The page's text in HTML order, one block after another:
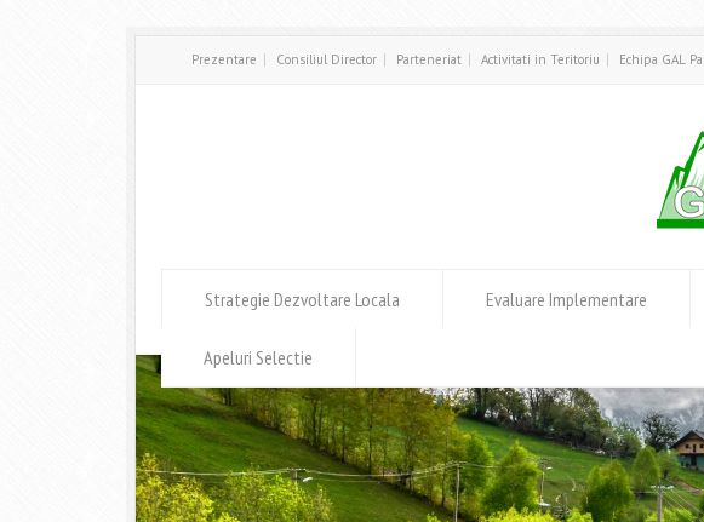
Prezentare Consiliul Director Parteneriat Activitati in Teritoriu Echipa GAL
Strategie Dezvoltare Locala Evaluare Implementare
Apeluri Selectie